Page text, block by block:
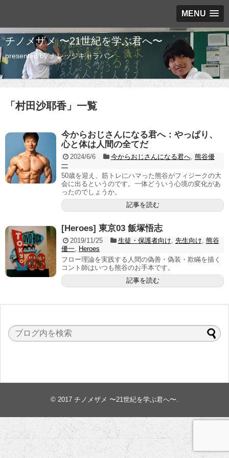
MENU
チノメザメ 〜21世紀を学ぶ君へ〜
presented by ナレッジキャラバン
「村田沙耶香」 一覧
今からおじさんになる君へ：やっぱり、
心と体は人間の全てだ
2024/6/6 今からおじさんになる君へ, 熊谷優
一
50歳を迎え、筋トレにハマった熊谷がフィジークの大
会に出るというのです。一体どういう心境の変化があ
ったのでしょうか。
記事を読む
[Heroes] 東京03 飯塚悟志
2019/11/25 生徒・保護者向け 先生向け 熊谷
優一
Heroes
フロー理論を実践する人間の偽善・偽装・欺瞞を描く
コント師はいつも熊谷のお手本です。
記事を読む
© 2017 チノメザメ 〜21世紀を学ぶ君へ〜